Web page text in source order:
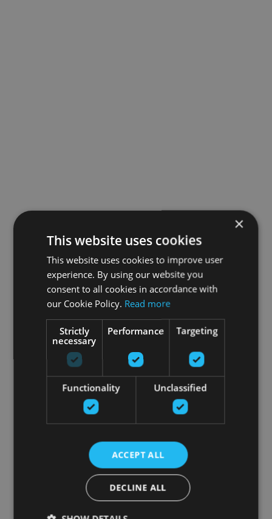
×
This website uses cookies
This website uses cookies to improve user
experience. By using our website you
consent to all cookies in accordance with
our Cookie Policy. Read more
Strictly
necessary
Performance Targeting
Functionality Unclassified
ACCEPT ALL
DECLINE ALL